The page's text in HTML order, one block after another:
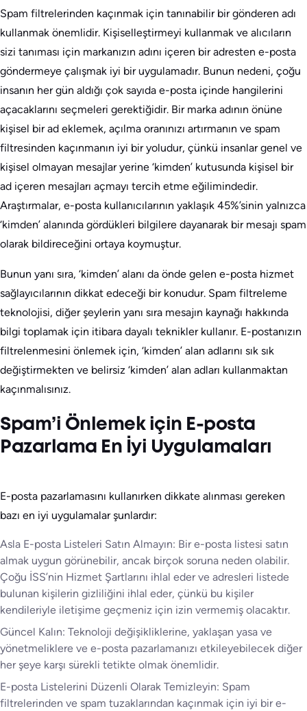
Spam filtrelerinden kaçınmak için tanınabilir bir gönderen adı
kullanmak önemlidir. Kişiselleştirmeyi kullanmak ve alıcıların
sizi tanıması için markanızın adını içeren bir adresten e-posta
göndermeye çalışmak iyi bir uygulamadır. Bunun nedeni, çoğu
insanın her gün aldığı çok sayıda e-posta içinde hangilerini
açacaklarını seçmeleri gerektiğidir. Bir marka adının önüne
kişisel bir ad eklemek, açılma oranınızı artırmanın ve spam
filtresinden kaçınmanın iyi bir yoludur, çünkü insanlar genel ve
kişisel olmayan mesajlar yerine ‘kimden’ kutusunda kişisel bir
ad içeren mesajları açmayı tercih etme eğilimindedir.
Araştırmalar, e-posta kullanıcılarının yaklaşık 45%’sinin yalnızca
‘kimden’ alanında gördükleri bilgilere dayanarak bir mesajı spam
olarak bildireceğini ortaya koymuştur.
Bunun yanı sıra, ‘kimden’ alanı da önde gelen e-posta hizmet
sağlayıcılarının dikkat edeceği bir konudur. Spam filtreleme
teknolojisi, diğer şeylerin yanı sıra mesajın kaynağı hakkında
bilgi toplamak için itibara dayalı teknikler kullanır. E-postanızın
filtrelenmesini önlemek için, ‘kimden’ alan adlarını sık sık
değiştirmekten ve belirsiz ‘kimden’ alan adları kullanmaktan
kaçınmalısınız.
Spam’i Önlemek için E-posta
Pazarlama En İyi Uygulamaları
E-posta pazarlamasını kullanırken dikkate alınması gereken
bazı en iyi uygulamalar şunlardır:
Asla E-posta Listeleri Satın Almayın: Bir e-posta listesi satın
almak uygun görünebilir, ancak birçok soruna neden olabilir.
Çoğu İSS’nin Hizmet Şartlarını ihlal eder ve adresleri listede
bulunan kişilerin gizliliğini ihlal eder, çünkü bu kişiler
kendileriyle iletişime geçmeniz için izin vermemiş olacaktır.
Güncel Kalın: Teknoloji değişikliklerine, yaklaşan yasa ve
yönetmeliklere ve e-posta pazarlamanızı etkileyebilecek diğer
her şeye karşı sürekli tetikte olmak önemlidir.
E-posta Listelerini Düzenli Olarak Temizleyin: Spam
filtrelerinden ve spam tuzaklarından kaçınmak için iyi bir e-